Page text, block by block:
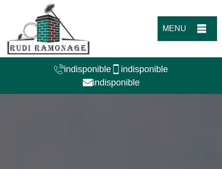
MENU
indisponible
indisponible
indisponible